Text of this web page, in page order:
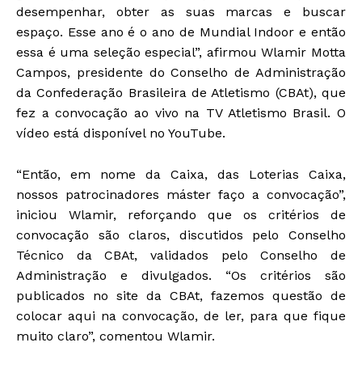
desempenhar, obter as suas marcas e buscar
espaço. Esse ano é o ano de Mundial Indoor e então
essa é uma seleção especial”, afirmou Wlamir Motta
Campos, presidente do Conselho de Administração
da Confederação Brasileira de Atletismo (CBAt), que
fez a convocação ao vivo na TV Atletismo Brasil. O
vídeo está disponível no YouTube.
“Então, em nome da Caixa, das Loterias Caixa,
nossos patrocinadores máster faço a convocação”,
iniciou Wlamir, reforçando que os critérios de
convocação são claros, discutidos pelo Conselho
Técnico da CBAt, validados pelo Conselho de
Administração e divulgados. “Os critérios são
publicados no site da CBAt, fazemos questão de
colocar aqui na convocação, de ler, para que fique
muito claro”, comentou Wlamir.